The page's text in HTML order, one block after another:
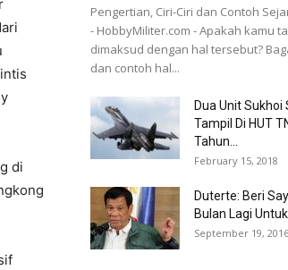
di
Pengertian, Ciri-Ciri dan Contoh
- HobbyMiliter.com - Apakah kamu
dimaksud dengan hal tersebut?
dan contoh hal...
Dua Unit Sukhoi
Tampil Di HUT
Tahun...
February 15, 2018
Duterte: Beri
Bulan Lagi
September 19, 2016